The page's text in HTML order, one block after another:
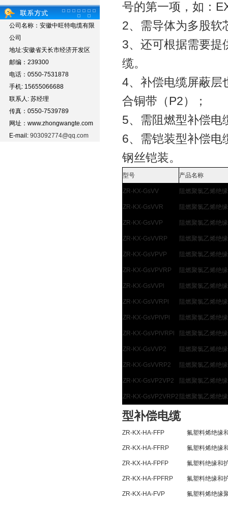
公司名称：安徽中旺特电缆有限
公司
地址:安徽省天长市经济开发区
邮编：239300
电话：0550-7531878
手机: 15655066688
联系人: 苏经理
传真：0550-7539789
网址：www.zhongwangte.com
E-mail: 903092774@qq.com
号的第一项，如：
2、需导体为多股软
3、还可根据需要提
缆。
4、补偿电缆屏蔽层
合铜带（P2）；
5、需阻燃型补偿电
6、需铠装型补偿电
钢丝铠装。
型号 产品名称
ZR-KX-GsVV 阻燃聚氯乙烯绝
ZR-KX-GsVVR 阻燃聚氯乙烯绝
ZR-KX-GsVVP 阻燃聚氯乙烯绝
ZR-KX-GsVVRP 阻燃聚氯乙烯绝
ZR-KX-GsVPVP 阻燃聚氯乙烯绝
ZR-KX-GsVPVRP 阻燃聚氯乙烯绝
ZR-KX-GsVVPl 阻燃聚氯乙烯绝
ZR-KX-GsVVRPl 阻燃聚氯乙烯绝
ZR-KX-GsVPlVPl 阻燃聚氯乙烯绝
ZR-KX-GsVPlVRPl 阻燃聚氯乙烯绝
ZR-KX-GsVVP2 阻燃聚氯乙烯绝
ZR-KX-GsVVRP2 阻燃聚氯乙烯绝
ZR-KX-GsVP2VP2 阻燃聚氯乙烯绝
ZR-KX-GsVP2VRP2 阻燃聚氯乙烯绝
型补偿电缆
ZR-KX-HA-FFP 氟塑料烯绝缘
ZR-KX-HA-FFRP 氟塑料烯绝缘
ZR-KX-HA-FPFP 氟塑料绝缘和
ZR-KX-HA-FPFRP 氟塑料绝缘和
ZR-KX-HA-FVP 氟塑料烯绝缘